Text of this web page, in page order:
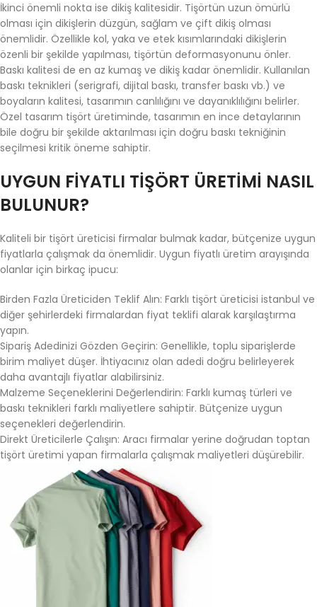
İkinci önemli nokta ise dikiş kalitesidir. Tişörtün uzun ömürlü
olması için dikişlerin düzgün, sağlam ve çift dikiş olması
önemlidir. Özellikle kol, yaka ve etek kısımlarındaki dikişlerin
özenli bir şekilde yapılması, tişörtün deformasyonunu önler.
Baskı kalitesi de en az kumaş ve dikiş kadar önemlidir. Kullanılan
baskı teknikleri (serigrafi, dijital baskı, transfer baskı vb.) ve
boyaların kalitesi, tasarımın canlılığını ve dayanıklılığını belirler.
Özel tasarım tişört üretiminde, tasarımın en ince detaylarının
bile doğru bir şekilde aktarılması için doğru baskı tekniğinin
seçilmesi kritik öneme sahiptir.
UYGUN FIYATLI TIŞÖRT ÜRETIMI NASIL
BULUNUR?
Kaliteli bir tişört üreticisi firmalar bulmak kadar, bütçenize uygun
fiyatlarla çalışmak da önemlidir. Uygun fiyatlı üretim arayışında
olanlar için birkaç ipucu:
Birden Fazla Üreticiden Teklif Alın: Farklı tişört üreticisi istanbul ve
diğer şehirlerdeki firmalardan fiyat teklifi alarak karşılaştırma
yapın.
Sipariş Adedinizi Gözden Geçirin: Genellikle, toplu siparişlerde
birim maliyet düşer. İhtiyacınız olan adedi doğru belirleyerek
daha avantajlı fiyatlar alabilirsiniz.
Malzeme Seçeneklerini Değerlendirin: Farklı kumaş türleri ve
baskı teknikleri farklı maliyetlere sahiptir. Bütçenize uygun
seçenekleri değerlendirin.
Direkt Üreticilerle Çalışın: Aracı firmalar yerine doğrudan toptan
tişört üretimi yapan firmalarla çalışmak maliyetleri düşürebilir.